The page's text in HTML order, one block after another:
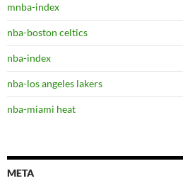
mnba-index
nba-boston celtics
nba-index
nba-los angeles lakers
nba-miami heat
META